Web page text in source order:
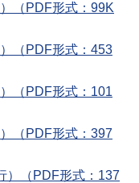
（PDF形式：99K
（PDF形式：453
（PDF形式：101
（PDF形式：397
）（PDF形式：137